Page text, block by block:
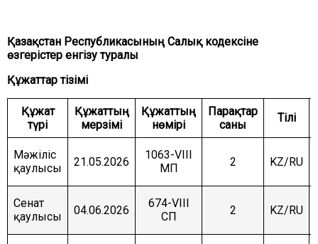
Қазақстан Республикасының Салық кодексіне
өзгерістер енгізу туралы
Құжаттар тізімі
Құжат
түрі
Құжаттың
мерзімі
Құжаттың
нөмірі
Парақтар
саны
Тілі
Мәжіліс
қаулысы
21.05.2026
1063-VIII
МП
2 KZ/RU
Сенат
қаулысы
04.06.2026
674-VIII
СП
2 KZ/RU
ДАМЫТУ КОМИТЕТІ
КОМИТЕТІ
ЭКОНОМИКАЛЫҚ САЯСАТ, ИННОВАЦИЯЛЫҚ
ДАМУ ЖӘНЕ КӘСІПКЕРЛІК ТҰРАҚТЫ КОМИТЕТІ